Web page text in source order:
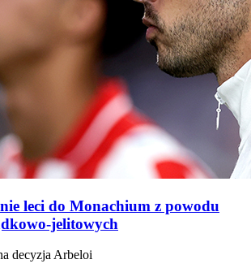
leci do Monachium z powodu
jelitowych
decyzja Arbeloi